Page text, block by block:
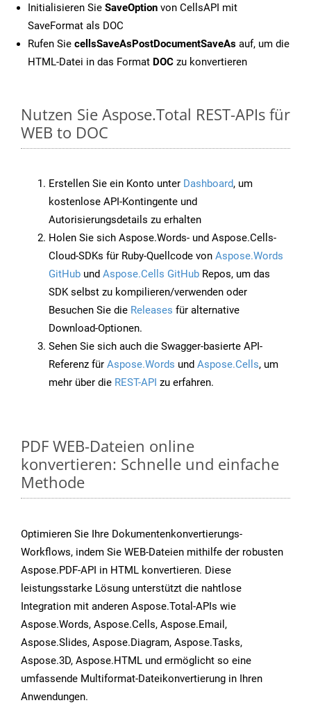
Initialisieren Sie SaveOption von CellsAPI mit
SaveFormat als DOC
Rufen Sie cellsSaveAsPostDocumentSaveAs auf, um die
HTML-Datei in das Format DOC zu konvertieren
Nutzen Sie Aspose.Total REST-APIs für
WEB to DOC
Erstellen Sie ein Konto unter Dashboard, um
kostenlose API-Kontingente und
Autorisierungsdetails zu erhalten
Holen Sie sich Aspose.Words- und Aspose.Cells-
Cloud-SDKs für Ruby-Quellcode von Aspose.Words
GitHub und Aspose.Cells GitHub Repos, um das
SDK selbst zu kompilieren/verwenden oder
Besuchen Sie die Releases für alternative
Download-Optionen.
Sehen Sie sich auch die Swagger-basierte API-
Referenz für Aspose.Words und Aspose.Cells, um
mehr über die REST-API zu erfahren.
PDF WEB-Dateien online
konvertieren: Schnelle und einfache
Methode
Optimieren Sie Ihre Dokumentenkonvertierungs-
Workflows, indem Sie WEB-Dateien mithilfe der robusten
Aspose.PDF-API in HTML konvertieren. Diese
leistungsstarke Lösung unterstützt die nahtlose
Integration mit anderen Aspose.Total-APIs wie
Aspose.Words, Aspose.Cells, Aspose.Email,
Aspose.Slides, Aspose.Diagram, Aspose.Tasks,
Aspose.3D, Aspose.HTML und ermöglicht so eine
umfassende Multiformat-Dateikonvertierung in Ihren
Anwendungen.